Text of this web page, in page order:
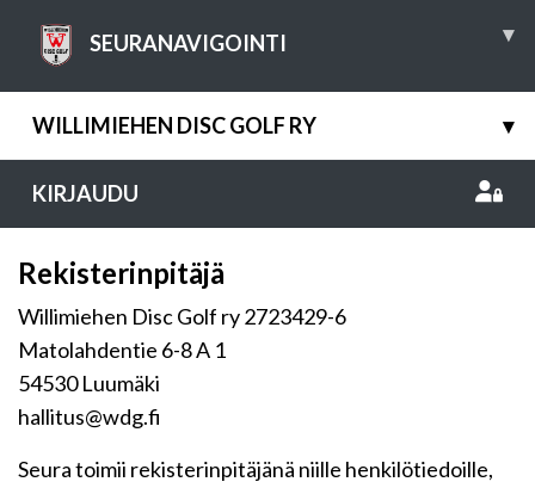
SEURANAVIGOINTI ▾
WILLIMIEHEN DISC GOLF RY ▾
KIRJAUDU
Rekisterinpitäjä
Willimiehen Disc Golf ry 2723429-6
Matolahdentie 6-8 A 1
54530 Luumäki
hallitus@wdg.fi
Seura toimii rekisterinpitäjänä niille henkilötiedoille,